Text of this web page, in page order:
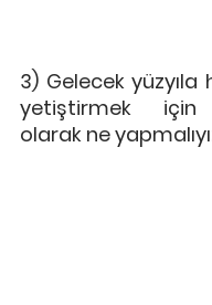
3) Gelecek yüzyıla
yetiştirmek için
olarak ne